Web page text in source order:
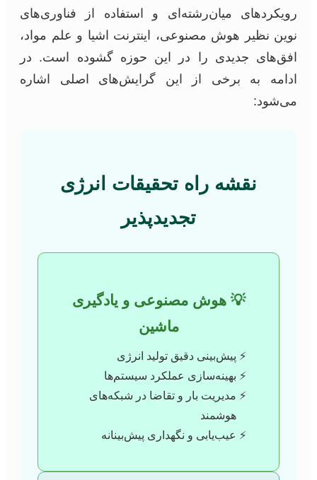
رویکردهای میان‌رشته‌ای و استفاده از فناوری‌های
نوین نظیر هوش مصنوعی، اینترنت اشیا و علم مواد،
افق‌های جدیدی را در این حوزه گشوده است. در
ادامه به برخی از این گرایش‌های اصلی اشاره
می‌شود:
نقشه راه تحقیقات انرژی
تجدیدپذیر
💡 هوش مصنوعی و یادگیری
ماشین
پیش‌بینی دقیق تولید انرژی
بهینه‌سازی عملکرد سیستم‌ها
مدیریت بار و تقاضا در شبکه‌های
هوشمند
عیب‌یابی و نگهداری پیش‌بینانه